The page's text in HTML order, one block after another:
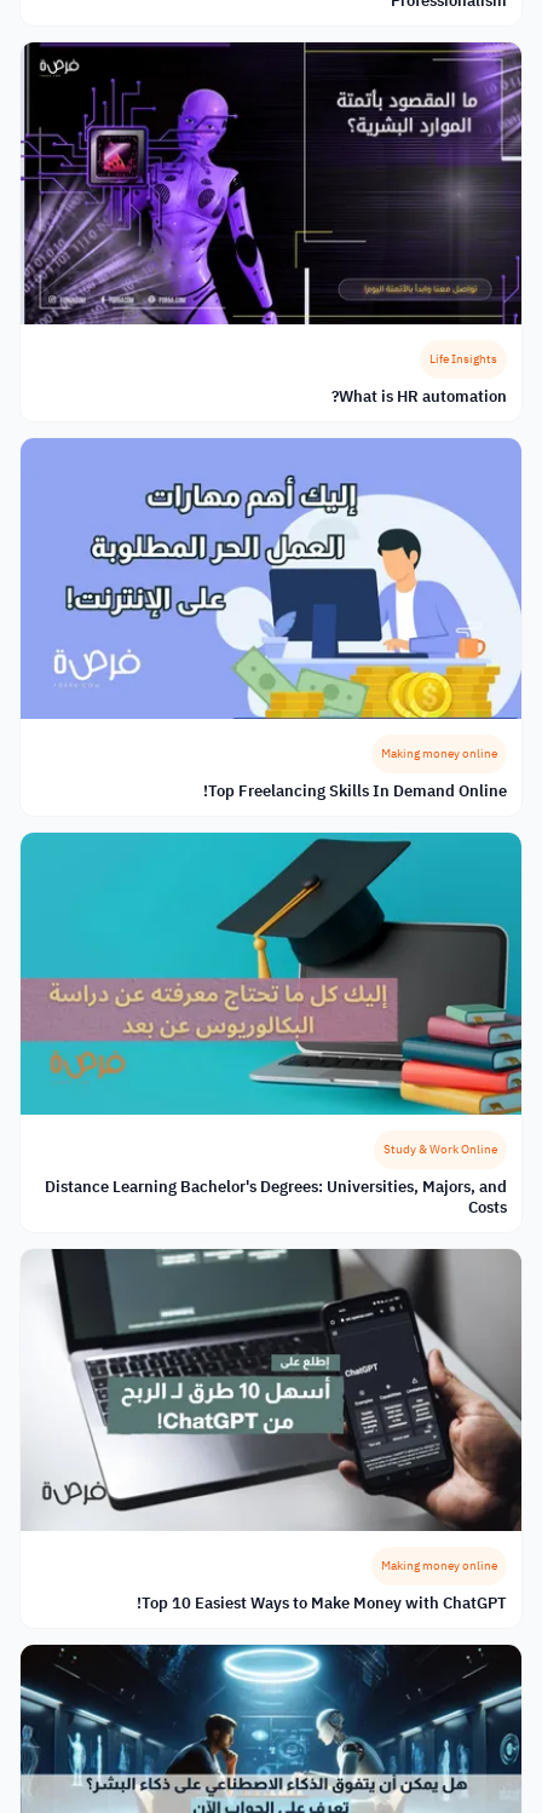
Life Insights
What is HR automation?
Making money online
Top Freelancing Skills In Demand Online!
Study & Work Online
Distance Learning Bachelor's Degrees: Universities, Majors, and
Costs
Making money online
Top 10 Easiest Ways to Make Money with ChatGPT!